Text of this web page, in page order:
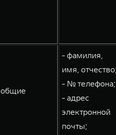
общие
- фамилия,
имя,
- № телефона;
- адрес
электронной
почты;